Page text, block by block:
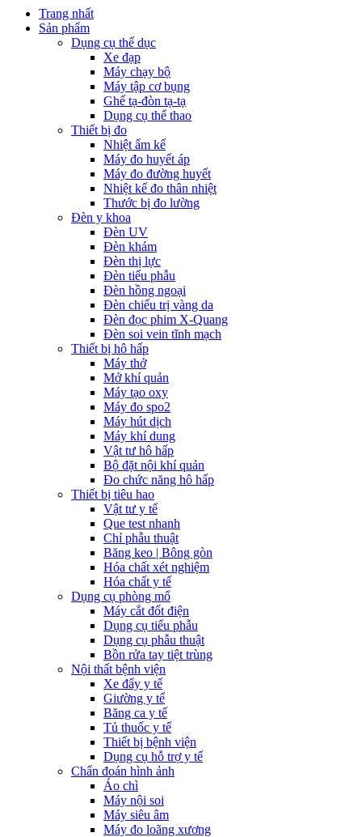
Trang nhất
Sản phẩm
Dụng cụ thể dục
Xe đạp
Máy chạy bộ
Máy tập cơ bụng
Ghế tạ-đòn tạ-tạ
Dụng cụ thể thao
Thiết bị đo
Nhiệt ẩm kế
Máy đo huyết áp
Máy đo đường huyết
Nhiệt kế đo thân nhiệt
Thước bị đo lường
Đèn y khoa
Đèn UV
Đèn khám
Đèn thị lực
Đèn tiểu phẫu
Đèn hồng ngoại
Đèn chiếu trị vàng da
Đèn đọc phim X-Quang
Đèn soi vein tĩnh mạch
Thiết bị hô hấp
Máy thở
Mở khí quản
Máy tạo oxy
Máy đo spo2
Máy hút dịch
Máy khí dung
Vật tư hô hấp
Bộ đặt nội khí quản
Đo chức năng hô hấp
Thiết bị tiêu hao
Vật tư y tế
Que test nhanh
Chỉ phẫu thuật
Băng keo | Bông gòn
Hóa chất xét nghiệm
Hóa chất y tế
Dụng cụ phòng mổ
Máy cắt đốt điện
Dụng cụ tiểu phẫu
Dụng cụ phẫu thuật
Bồn rửa tay tiệt trùng
Nội thất bệnh viện
Xe đẩy y tế
Giường y tế
Băng ca y tế
Tủ thuốc y tế
Thiết bị bệnh viện
Dụng cụ hỗ trợ y tế
Chẩn đoán hình ảnh
Áo chì
Máy nội soi
Máy siêu âm
Máy đo loãng xương